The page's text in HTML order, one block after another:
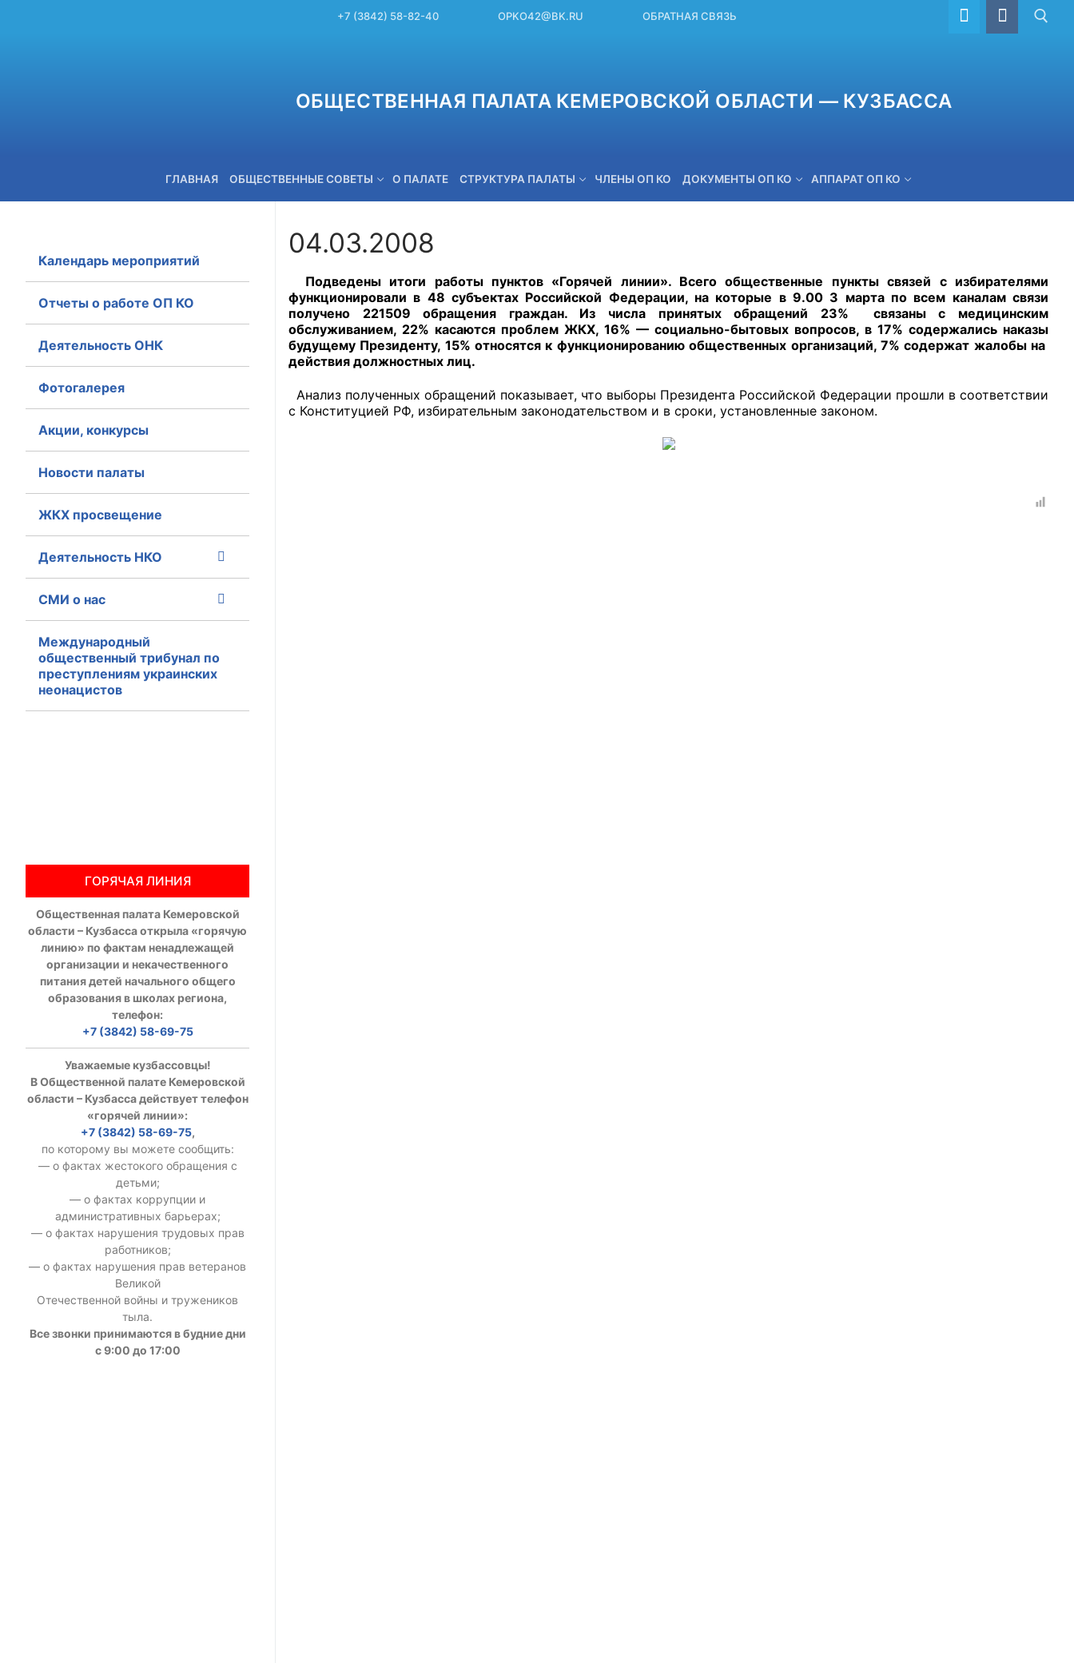
+7 (3842) 58-82-40 OPKO42@BK.RU ОБРАТНАЯ СВЯЗЬ
ОБЩЕСТВЕННАЯ ПАЛАТА КЕМЕРОВСКОЙ ОБЛАСТИ — КУЗБАССА
ГЛАВНАЯ ОБЩЕСТВЕННЫЕ СОВЕТЫ О ПАЛАТЕ СТРУКТУРА ПАЛАТЫ ЧЛЕНЫ ОП КО ДОКУМЕНТЫ ОП КО АППАРАТ ОП КО
+7 (3842) 58-82-40 OPKO42@BK.RU ОБРАТНАЯ СВЯЗЬ
Главная
04.03.2008
Подведены итоги работы пунктов «Горячей линии». Всего общественные пункты связей с избирателями
функционировали в 48 субъектах Российской Федерации, на которые в 9.00 3 марта по всем каналам связи
получено 221509 обращения граждан. Из числа принятых обращений 23% связаны с медицинским
обслуживанием, 22% касаются проблем ЖКХ, 16% — социально-бытовых вопросов, в 17% содержались наказы
будущему Президенту, 15% относятся к функционированию общественных организаций, 7% содержат жалобы на
действия должностных лиц.
Анализ полученных обращений показывает, что выборы Президента Российской Федерации прошли в соответствии
с Конституцией РФ, избирательным законодательством и в сроки, установленные законом.
Календарь мероприятий
Отчеты о работе ОП КО
Деятельность ОНК
Фотогалерея
Акции, конкурсы
Новости палаты
ЖКХ просвещение
Деятельность НКО
СМИ о нас
Международный
общественный трибунал по
преступлениям украинских
неонацистов
ГОРЯЧАЯ ЛИНИЯ
Общественная палата Кемеровской
области – Кузбасса открыла «горячую
линию» по фактам ненадлежащей
организации и некачественного
питания детей начального общего
образования в школах региона,
телефон:
+7 (3842) 58-69-75
Уважаемые кузбассовцы!
В Общественной палате Кемеровской
области – Кузбасса действует телефон
«горячей линии»:
+7 (3842) 58-69-75,
по которому вы можете сообщить:
— о фактах жестокого обращения с
детьми;
— о фактах коррупции и
административных барьерах;
— о фактах нарушения трудовых прав
работников;
— о фактах нарушения прав ветеранов
Великой
Отечественной войны и тружеников
тыла.
Все звонки принимаются в будние дни
с 9:00 до 17:00